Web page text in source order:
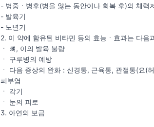
- 병중ㆍ병후(병을 앓는 동안이나 회복 후)의 체력
- 발육기
- 노년기
2. 이 약에 함유된 비타민 등의 효능ㆍ효과는 다음
ㆍ 뼈, 이의 발육 불량
ㆍ 구루병의 예방
ㆍ 다음 증상의 완화 : 신경통, 근육통, 관절통(요
피부염
ㆍ 각기
ㆍ 눈의 피로
3. 아연의 보급